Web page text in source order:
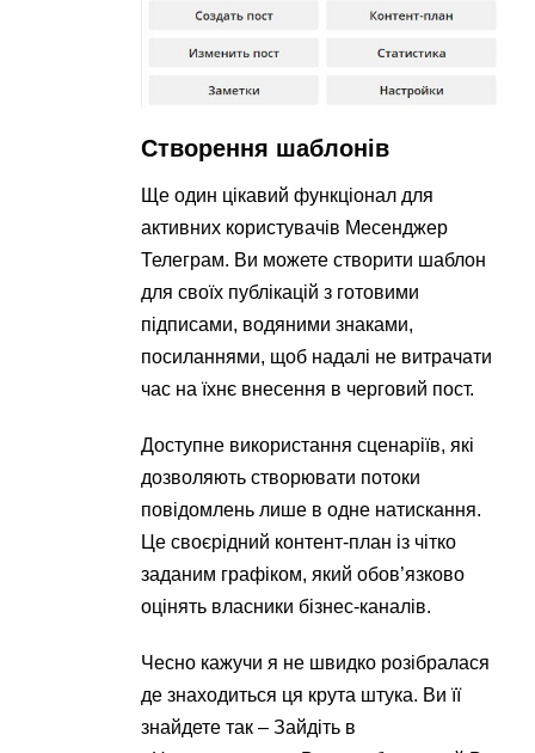
Створення шаблонів
Ще один цікавий функціонал для
активних користувачів Месенджер
Телеграм. Ви можете створити шаблон
для своїх публікацій з готовими
підписами, водяними знаками,
посиланнями, щоб надалі не витрачати
час на їхнє внесення в черговий пост.
Доступне використання сценаріїв, які
дозволяють створювати потоки
повідомлень лише в одне натискання.
Це своєрідний контент-план із чітко
заданим графіком, який обов’язково
оцінять власники бізнес-каналів.
Чесно кажучи я не швидко розібралася
де знаходиться ця крута штука. Ви її
знайдете так – Зайдіть в